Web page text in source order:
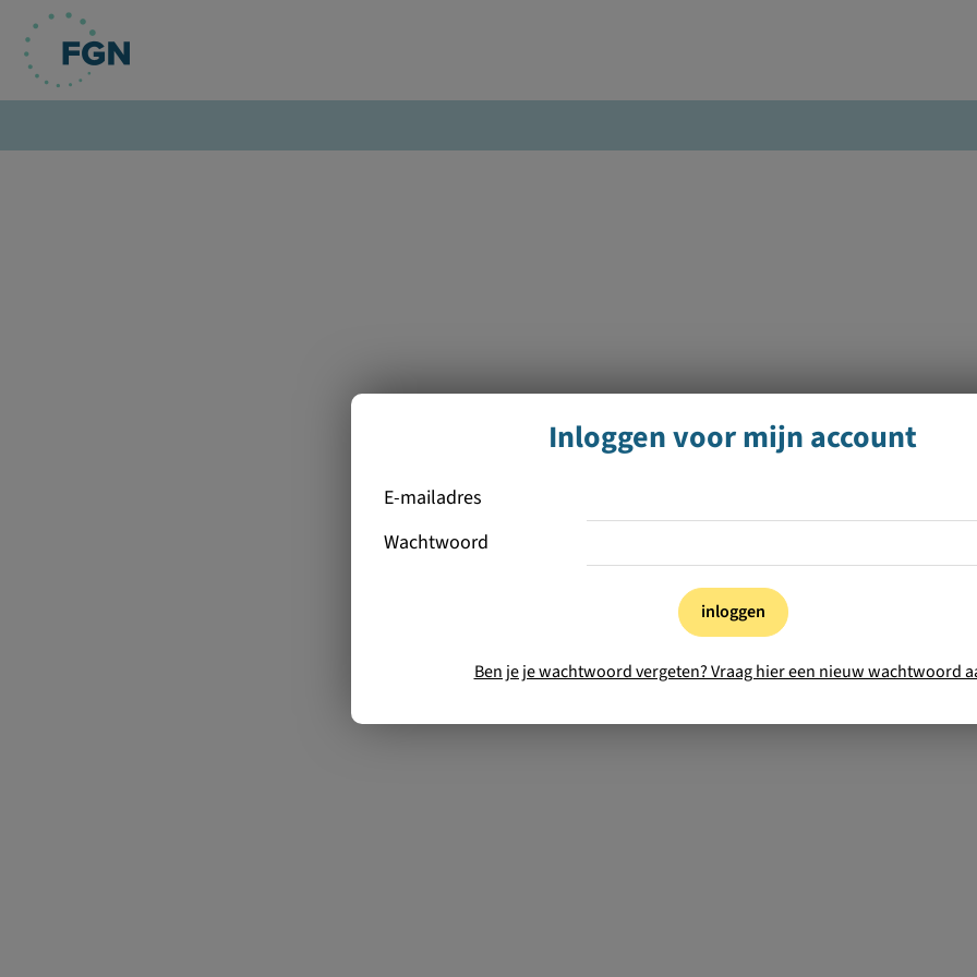
Inloggen voor mijn account
E-mailadres
Wachtwoord
inloggen
Ben je je wachtwoord vergeten? Vraag hier een nieuw wachtwoord